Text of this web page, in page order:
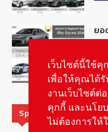
ยอ
รว
Special Picks
เว็บไซต์นี้ใช้คุ
เพื่อให้คุณได้
งานเว็บไซต์ต่
คุกกี้ และนโย
ไม่ต้องการให้